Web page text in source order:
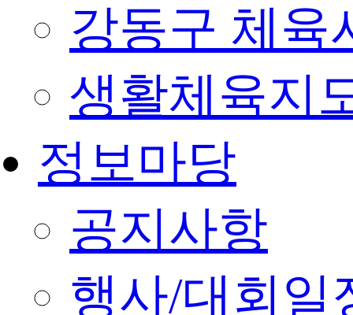
강동구 체육
생활체육지
정보마당
공지사항
행사/대회일